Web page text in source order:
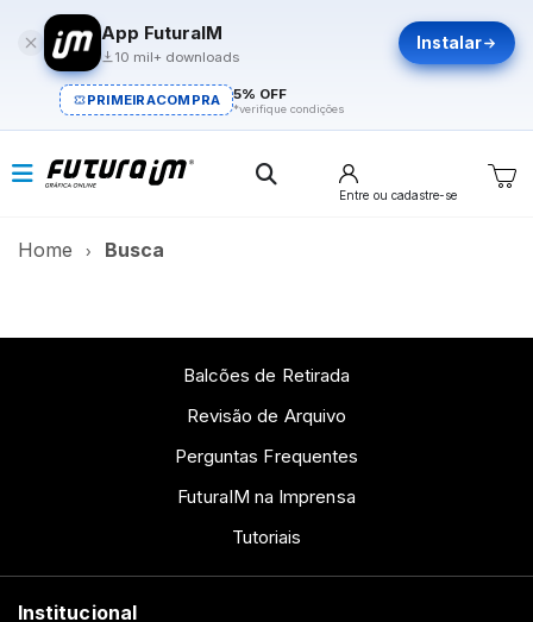
App FuturaIM
10 mil+ downloads
Instalar
PRIMEIRACOMPRA 5% OFF
*verifique condições
Entre ou cadastre-se
Home Busca
Balcões de Retirada
Revisão de Arquivo
Perguntas Frequentes
FuturaIM na Imprensa
Tutoriais
Institucional